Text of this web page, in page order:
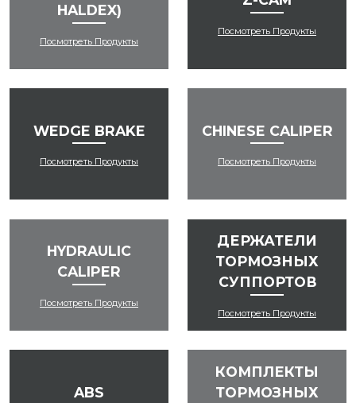
HALDEX)
Посмотреть Продукты
Посмотреть Продукты
WEDGE BRAKE
Посмотреть Продукты
CHINESE CALIPER
Посмотреть Продукты
HYDRAULIC
CALIPER
Посмотреть Продукты
ДЕРЖАТЕЛИ
ТОРМОЗНЫХ
СУППОРТОВ
Посмотреть Продукты
ABS
КОМПЛЕКТЫ
ТОРМОЗНЫХ